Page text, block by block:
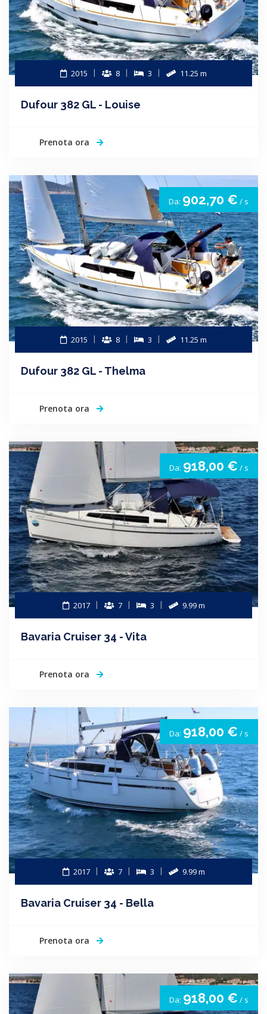
2015 8 3 11.25 m
Dufour 382 GL - Louise
Prenota ora
Da: 902,70 € / s
2015 8 3 11.25 m
Dufour 382 GL - Thelma
Prenota ora
Da: 918,00 € / s
2017 7 3 9.99 m
Bavaria Cruiser 34 - Vita
Prenota ora
Da: 918,00 € / s
2017 7 3 9.99 m
Bavaria Cruiser 34 - Bella
Prenota ora
Da: 918,00 € / s